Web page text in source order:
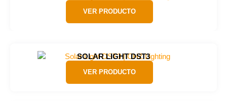
VER PRODUCTO
SOLAR LIGHT DST3
VER PRODUCTO